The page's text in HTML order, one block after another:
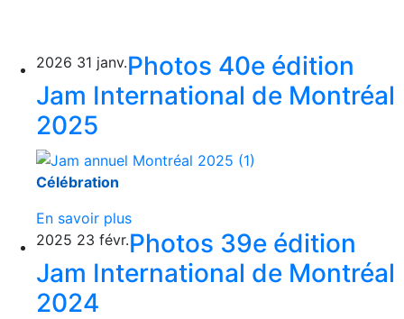
2026 31 janv.Photos 40e édition
Jam International de Montréal
2025
Célébration
En savoir plus
2025 23 févr.Photos 39e édition
Jam International de Montréal
2024